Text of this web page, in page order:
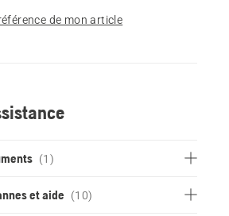
de mon article
(1)
et aide (10)